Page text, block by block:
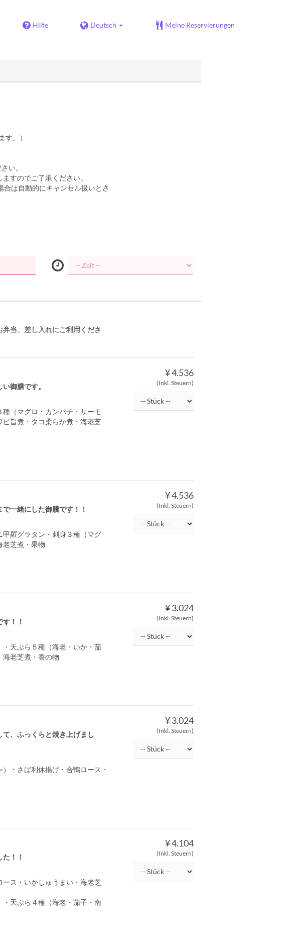
Hilfe Deutsch Meine Reservierungen
。）
い。
すのでご了承ください。
は自動的にキャンセル扱いとさ
当、差し入れにご利用くださ
¥ 4.536
(Inkl. Steuern)
御膳です。
（マグロ・カンパチ・サーモ
旨煮・タコ柔らか煮・海老芝
¥ 4.536
(Inkl. Steuern)
一緒にした御膳です！！
羅グラタン・刺身３種（マグ
老芝煮・果物
¥ 3.024
(Inkl. Steuern)
！！
・天ぷら５種（海老・いか・茄
海老芝煮・香の物
¥ 3.024
(Inkl. Steuern)
、ふっくらと焼き上げまし
・さば利休揚げ・合鴨ロース・
¥ 4.104
(Inkl. Steuern)
！！
ース・いかしゅうまい・海老芝
・天ぷら４種（海老・茄子・南